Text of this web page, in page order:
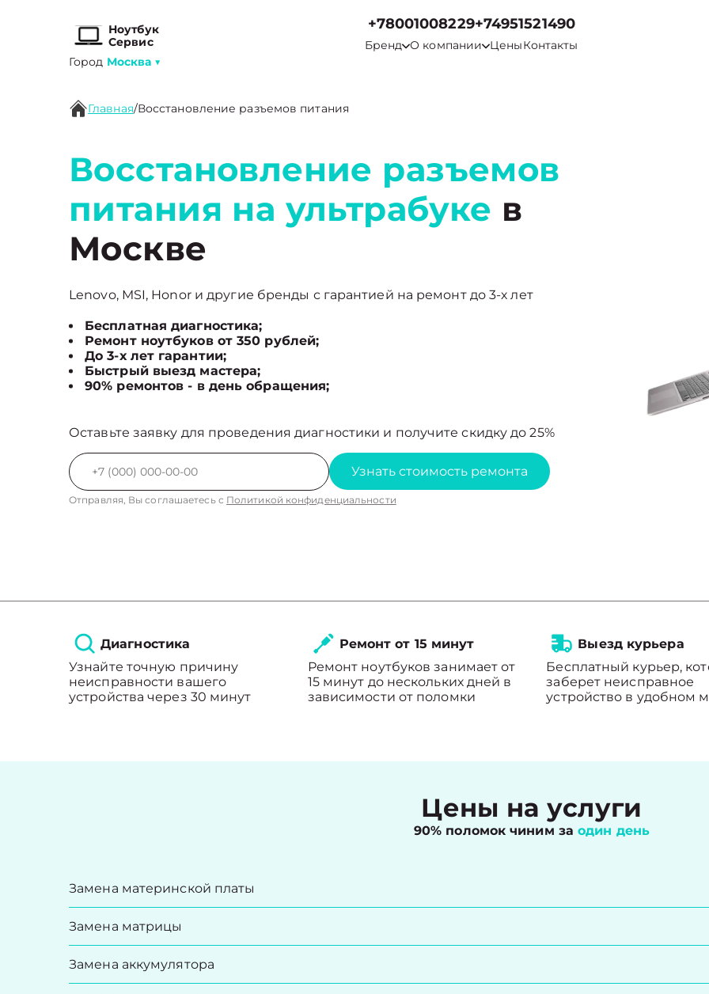
Ноутбук
Сервис
Город Москва ▼
+78001008229+74951521490
Бренд О компании ЦеныКонтакты
Главная/Восстановление разъемов питания
Восстановление разъемов
питания на ультрабуке в
Москве
Lenovo, MSI, Honor и другие бренды с гарантией на ремонт до 3-х лет
Бесплатная диагностика;
Ремонт ноутбуков от 350 рублей;
До 3-х лет гарантии;
Быстрый выезд мастера;
90% ремонтов - в день обращения;
Оставьте заявку для проведения диагностики и получите скидку до 25%
Узнать стоимость ремонта
Отправляя, Вы соглашаетесь с Политикой конфиденциальности
Диагностика
Узнайте точную причину
неисправности вашего
устройства через 30 минут
Ремонт от 15 минут
Ремонт ноутбуков занимает от
15 минут до нескольких дней в
зависимости от поломки
Выезд курьера
Бесплатный курьер,
заберет неисправное
устройство в удобном
Цены на услуги
90% поломок чиним заодин день
Замена материнской платы
Замена матрицы
Замена аккумулятора